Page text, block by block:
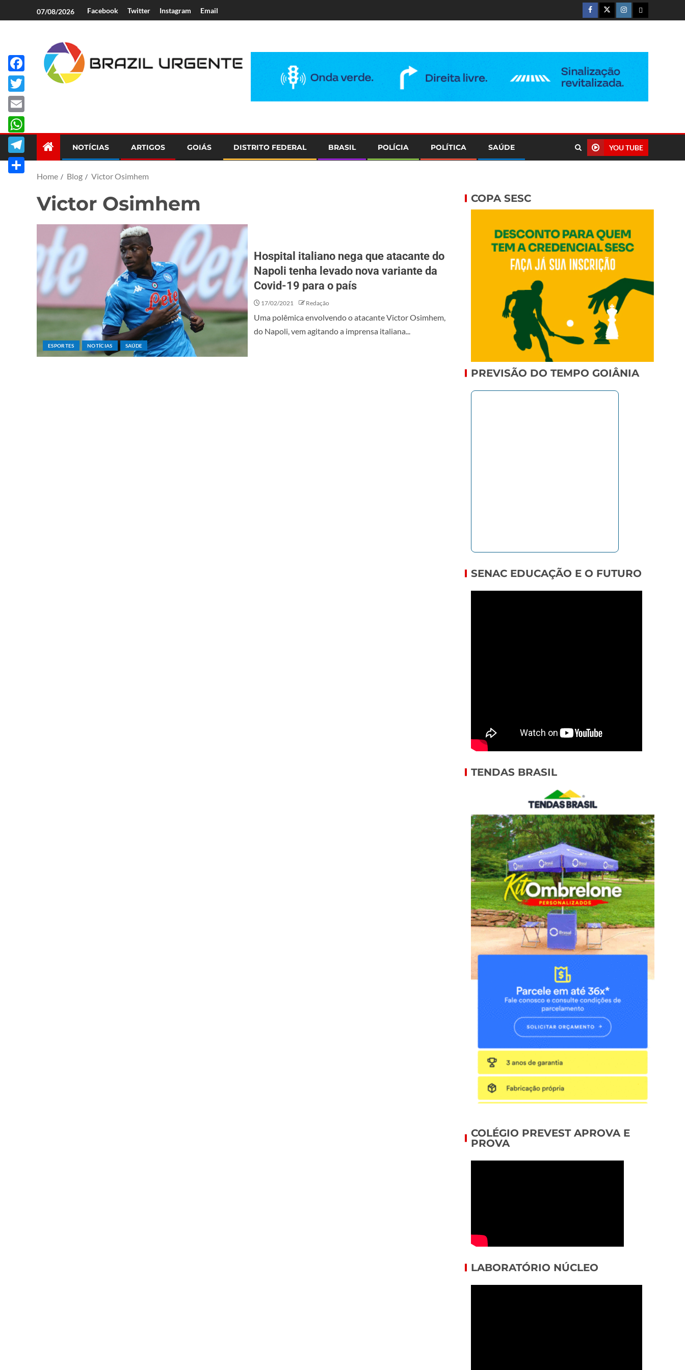
07/08/2026 Facebook Twitter Instagram Email
NOTÍCIAS ARTIGOS GOIÁS DISTRITO FEDERAL BRASIL POLÍCIA POLÍTICA SAÚDE YOU TUBE
Home Blog Victor Osimhem
Victor Osimhem
ESPORTES NOTÍCIAS SAÚDE
Hospital italiano nega que atacante do
Napoli tenha levado nova variante da
Covid-19 para o país
17/02/2021 Redação
Uma polêmica envolvendo o atacante Victor Osimhem,
do Napoli, vem agitando a imprensa italiana...
Facebook
Twitter
Email
WhatsApp
Telegram
COPA SESC
PREVISÃO DO TEMPO GOIÂNIA
SENAC EDUCAÇÃO E O FUTURO
TENDAS BRASIL
COLÉGIO PREVEST APROVA E
PROVA
LABORATÓRIO NÚCLEO